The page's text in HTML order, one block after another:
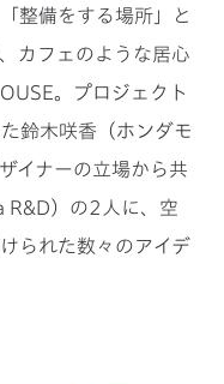
整備をする場所」と
カフェのような居心
。プロジェクト
鈴木咲香（ホンダモ
イナーの立場から共
R&D）の2人に、空
られた数々のアイデ